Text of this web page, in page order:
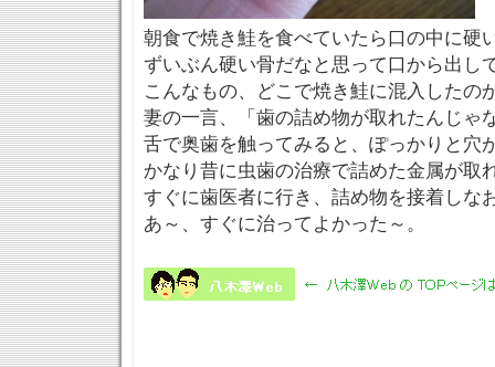
朝食で焼き鮭を食べていたら口の中に硬
ずいぶん硬い骨だなと思って口から出し
こんなもの、どこで焼き鮭に混入したの
妻の一言、「歯の詰め物が取れたんじゃ
舌で奥歯を触ってみると、ぽっかりと穴
かなり昔に虫歯の治療で詰めた金属が取
すぐに歯医者に行き、詰め物を接着しな
あ～、すぐに治ってよかった～。